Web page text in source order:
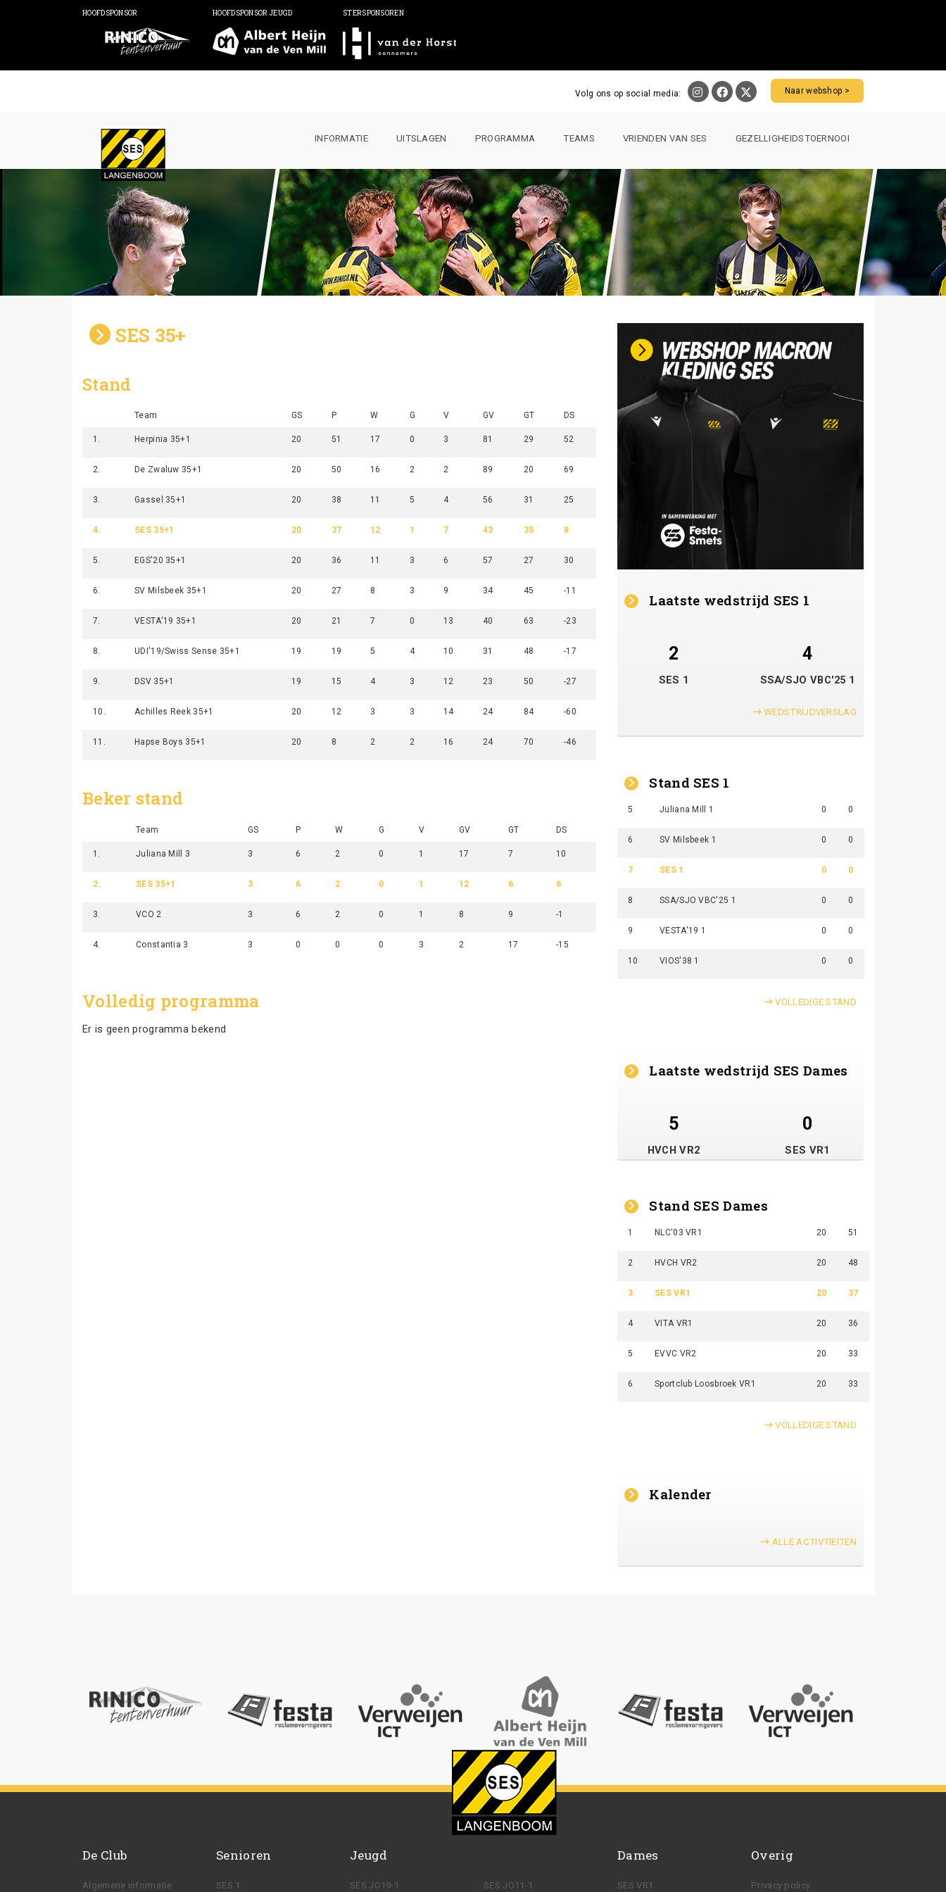
HOOFDSPONSOR HOOFDSPONSOR JEUGD STERSPONSOREN
Volg ons op social media: Naar webshop >
INFORMATIE UITSLAGEN PROGRAMMA TEAMS VRIENDEN VAN SES GEZELLIGHEIDSTOERNOOI
SES 35+
Stand
Team GS P W G V GV GT DS
1. Herpinia 35+1 20 51 17 0 3 81 29 52
2. De Zwaluw 35+1 20 50 16 2 2 89 20 69
3. Gassel 35+1 20 38 11 5 4 56 31 25
4. SES 35+1 20 37 12 1 7 43 35 8
5. EGS'20 35+1 20 36 11 3 6 57 27 30
6. SV Milsbeek 35+1 20 27 8 3 9 34 45 -11
7. VESTA'19 35+1 20 21 7 0 13 40 63 -23
8. UDI'19/Swiss Sense 35+1 19 19 5 4 10 31 48 -17
9. DSV 35+1 19 15 4 3 12 23 50 -27
10. Achilles Reek 35+1 20 12 3 3 14 24 84 -60
11. Hapse Boys 35+1 20 8 2 2 16 24 70 -46
Beker stand
Team GS P W G V GV GT DS
1. Juliana Mill 3 3 6 2 0 1 17 7 10
2. SES 35+1 3 6 2 0 1 12 6 6
3. VCO 2 3 6 2 0 1 8 9 -1
4. Constantia 3 3 0 0 0 3 2 17 -15
Volledig programma
Er is geen programma bekend
Laatste wedstrijd SES 1
2 4
SES 1 SSA/SJO VBC'25 1
WEDSTRIJDVERSLAG
Stand SES 1
5 Juliana Mill 1 0 0
6 SV Milsbeek 1 0 0
7 SES 1 0 0
8 SSA/SJO VBC'25 1 0 0
9 VESTA'19 1 0 0
10 VIOS'38 1 0 0
VOLLEDIGE STAND
Laatste wedstrijd SES Dames
5 0
HVCH VR2 SES VR1
Stand SES Dames
1 NLC'03 VR1 20 51
2 HVCH VR2 20 48
3 SES VR1 20 37
4 VITA VR1 20 36
5 EVVC VR2 20 33
6 Sportclub Loosbroek VR1 20 33
VOLLEDIGE STAND
Kalender
ALLE ACTIVTIEITEN
De Club
Algemene informatie
Senioren
SES 1
Jeugd
SES JO19-1 SES JO11-1
Dames
SES VR1
Overig
Privacy policy